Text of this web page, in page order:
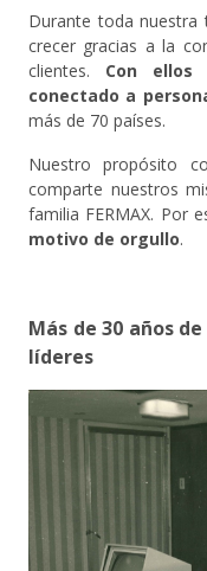
Durante toda nuestra
crecer gracias a la
clientes. Con ellos
conectado a
más de 70 países.
Nuestro propósito
comparte nuestros
familia FERMAX. Por
motivo de orgullo.
Más de 30 años
líderes